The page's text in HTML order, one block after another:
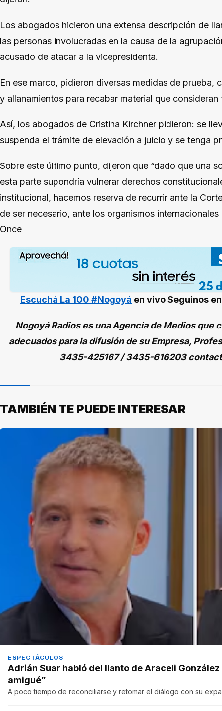
Los abogados hicieron una extensa descripción de
las personas involucradas en la causa de la
acusado de atacar a la vicepresidenta.
En ese marco, pidieron diversas medidas de prueba,
y allanamientos para recabar material que
Así, los abogados de Cristina Kirchner pidieron: se
suspenda el trámite de elevación a juicio y se tenga
Sobre este último punto, dijeron que “dado que una
esta parte supondría vulnerar derechos
institucional, hacemos reserva de recurrir ante la
de ser necesario, ante los organismos internacionales
Once
Escuchá La 100 #Nogoyá en vivoSeguinos
Nogoyá Radios es una Agencia de Medios
adecuados para la difusión de su Empresa,
3435-425167 / 3435-616203
TAMBIÉN TE PUEDE INTERESAR
ESPECTÁCULOS
Adrián Suar habló del llanto de Araceli
amigué”
A poco tiempo de reconciliarse y retomar el diálogo con su